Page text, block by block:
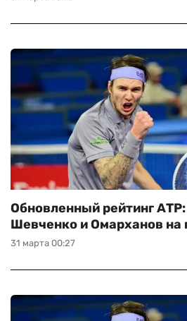
31 марта 00:27
Обновленный рейтинг
Шевченко и Омарханов на